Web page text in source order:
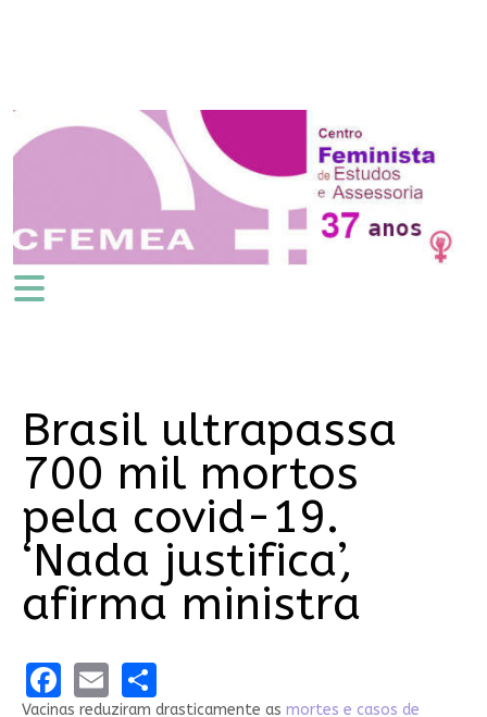
Brasil ultrapassa
700 mil mortos
pela covid-19.
‘Nada justifica’,
afirma ministra
Facebook
EmailShare
Vacinas reduziram drasticamente as mortes e casos de